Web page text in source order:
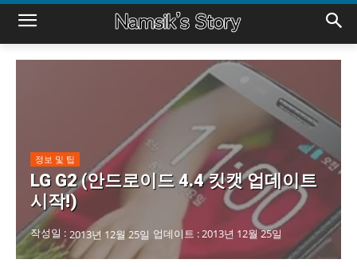
정보 및 팁
LG G2 (안드로이드 4.4 킷캣 업데이트
시작!)
작성일 : 2013년 12월 25일 업데이트 :2013년 12월 25일